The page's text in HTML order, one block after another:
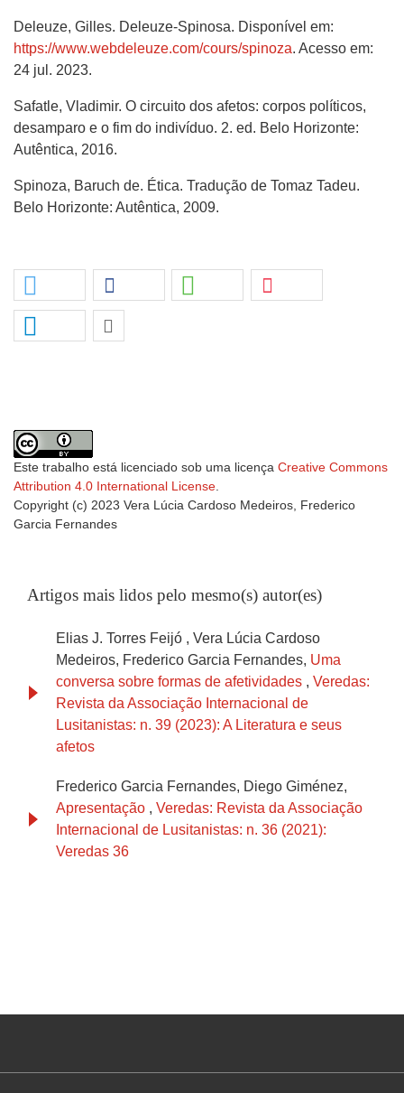
Deleuze, Gilles. Deleuze-Spinosa. Disponível em:
https://www.webdeleuze.com/cours/spinoza. Acesso em:
24 jul. 2023.
Safatle, Vladimir. O circuito dos afetos: corpos políticos,
desamparo e o fim do indivíduo. 2. ed. Belo Horizonte:
Autêntica, 2016.
Spinoza, Baruch de. Ética. Tradução de Tomaz Tadeu.
Belo Horizonte: Autêntica, 2009.
Este trabalho está licenciado sob uma licença Creative Commons
Attribution 4.0 International License.
Copyright (c) 2023 Vera Lúcia Cardoso Medeiros, Frederico
Garcia Fernandes
Artigos mais lidos pelo mesmo(s) autor(es)
Elias J. Torres Feijó , Vera Lúcia Cardoso
Medeiros, Frederico Garcia Fernandes, Uma
conversa sobre formas de afetividades , Veredas:
Revista da Associação Internacional de
Lusitanistas: n. 39 (2023): A Literatura e seus
afetos
Frederico Garcia Fernandes, Diego Giménez,
Apresentação , Veredas: Revista da Associação
Internacional de Lusitanistas: n. 36 (2021):
Veredas 36